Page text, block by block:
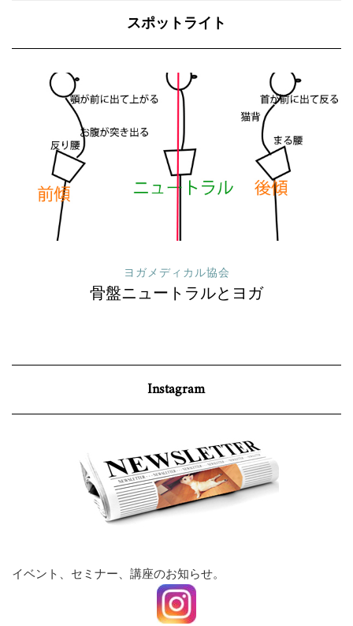
スポットライト
ヨガメディカル協会
骨盤ニュートラルとヨガ
Instagram
イベント、セミナー、講座のお知らせ。